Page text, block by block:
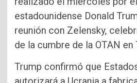
estadounidense Donald
reunión con Zelensky,
de la cumbre de la OTAN en
Trump confirmó que